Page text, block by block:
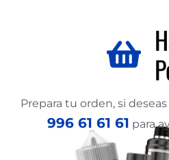
Prepara tu orden, si
996 61 61 61 para